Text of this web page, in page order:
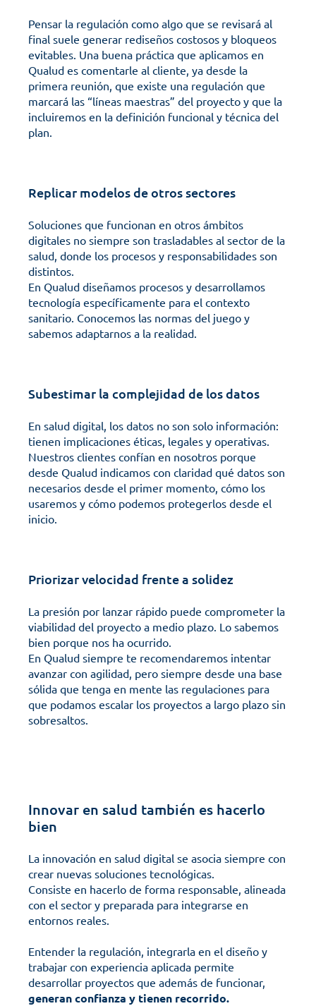
Pensar la regulación como algo que se revisará al
final suele generar rediseños costosos y bloqueos
evitables. Una buena práctica que aplicamos en
Qualud es comentarle al cliente, ya desde la
primera reunión, que existe una regulación que
marcará las “líneas maestras” del proyecto y que la
incluiremos en la definición funcional y técnica del
plan.
Replicar modelos de otros sectores
Soluciones que funcionan en otros ámbitos
digitales no siempre son trasladables al sector de la
salud, donde los procesos y responsabilidades son
distintos.
En Qualud diseñamos procesos y desarrollamos
tecnología específicamente para el contexto
sanitario. Conocemos las normas del juego y
sabemos adaptarnos a la realidad.
Subestimar la complejidad de los datos
En salud digital, los datos no son solo información:
tienen implicaciones éticas, legales y operativas.
Nuestros clientes confían en nosotros porque
desde Qualud indicamos con claridad qué datos son
necesarios desde el primer momento, cómo los
usaremos y cómo podemos protegerlos desde el
inicio.
Priorizar velocidad frente a solidez
La presión por lanzar rápido puede comprometer la
viabilidad del proyecto a medio plazo. Lo sabemos
bien porque nos ha ocurrido.
En Qualud siempre te recomendaremos intentar
avanzar con agilidad, pero siempre desde una base
sólida que tenga en mente las regulaciones para
que podamos escalar los proyectos a largo plazo sin
sobresaltos.
Innovar en salud también es hacerlo
bien
La innovación en salud digital se asocia siempre con
crear nuevas soluciones tecnológicas.
Consiste en hacerlo de forma responsable, alineada
con el sector y preparada para integrarse en
entornos reales.
Entender la regulación, integrarla en el diseño y
trabajar con experiencia aplicada permite
generan confianza y tienen recorrido.